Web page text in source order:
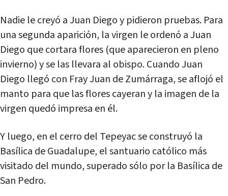
Nadie le creyó a Juan Diego y pidieron pruebas. Para
una segunda aparición, la virgen le ordenó a Juan
Diego que cortara flores (que aparecieron en pleno
invierno) y se las llevara al obispo. Cuando Juan
Diego llegó con Fray Juan de Zumárraga, se aflojó el
manto para que las flores cayeran y la imagen de la
virgen quedó impresa en él.
Y luego, en el cerro del Tepeyac se construyó la
Basílica de Guadalupe, el santuario católico más
visitado del mundo, superado sólo por la Basílica de
San Pedro.